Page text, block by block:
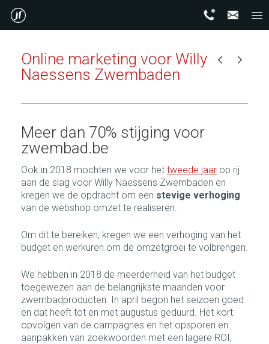
Online marketing voor Willy
Naessens Zwembaden
Meer dan 70% stijging voor
zwembad.be
Ook in 2018 mochten we voor het tweede jaar op rij
aan de slag voor Willy Naessens Zwembaden en
kregen we de opdracht om een stevige verhoging
van de webshop omzet te realiseren.
Om dit te bereiken, kregen we een verhoging van het
budget en werkuren om de omzetgroei te volbrengen.
We hebben in 2018 de meerderheid van het budget
toegewezen aan de belangrijkste maanden voor
zwembadproducten. In april begon het seizoen goed
en dat heeft tot en met augustus geduurd. Het kort
opvolgen van de campagnes en het opsporen en
aanpakken van zoekwoorden met een lagere ROI,